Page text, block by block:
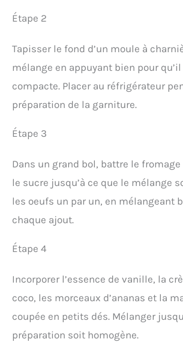
Étape 2
Tapisser le fond d’un moule à
mélange en appuyant bien pour
compacte. Placer au réfrigérateur
préparation de la garniture.
Étape 3
Dans un grand bol, battre le fromage
le sucre jusqu’à ce que le mélange
les oeufs un par un, en mélangeant
chaque ajout.
Étape 4
Incorporer l’essence de vanille, la
coco, les morceaux d’ananas et la
coupée en petits dés. Mélanger
préparation soit homogène.